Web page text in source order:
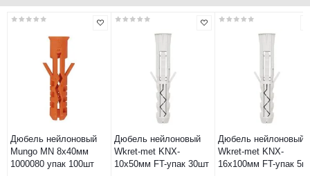
Дюбель нейлоновый
Mungo MN 8х40мм
1000080 упак 100шт
Дюбель нейлоновый
Wkret-met KNX-
10х50мм FT-упак 30шт
Дюбель нейлоновый
Wkret-met KNX-
16х100мм FT-упак